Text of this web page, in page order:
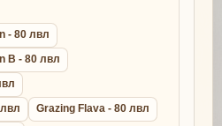
- 80 лвл
B - 80 лвл
Grazing Flava - 80 лвл